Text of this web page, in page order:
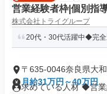
営業経験者枠|個別指
株式会社トライグループ
20代・30代活躍中◆完
〒635-0046奈良県大
月給31万円～40万円
求めている人材 ◆営